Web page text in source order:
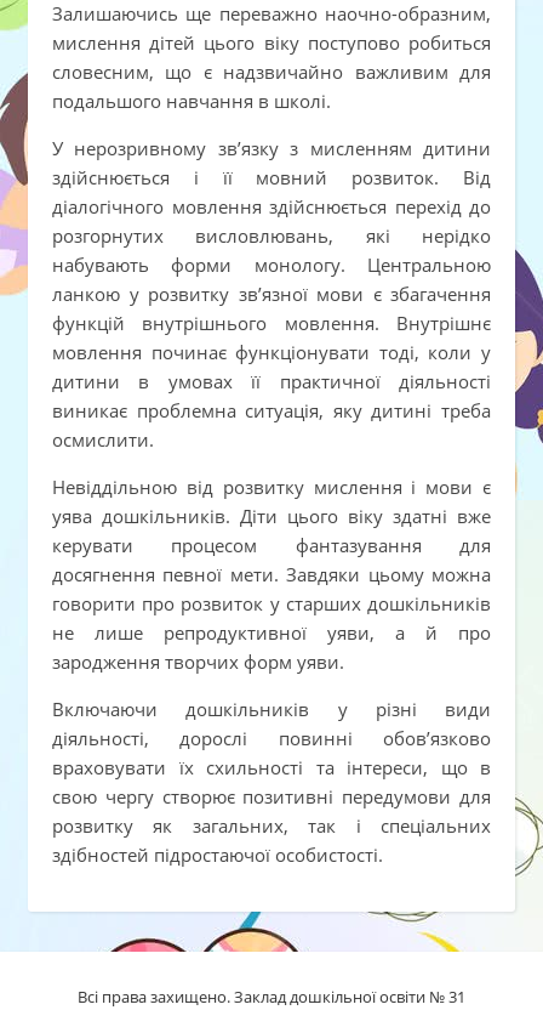
Залишаючись ще переважно наочно-образним,
мислення дітей цього віку поступово робиться
словесним, що є надзвичайно важливим для
подальшого навчання в школі.
У нерозривному зв’язку з мисленням дитини
здійснюється і її мовний розвиток. Від
діалогічного мовлення здійснюється перехід до
розгорнутих висловлювань, які нерідко
набувають форми монологу. Центральною
ланкою у розвитку зв’язної мови є збагачення
функцій внутрішнього мовлення. Внутрішнє
мовлення починає функціонувати тоді, коли у
дитини в умовах її практичної діяльності
виникає проблемна ситуація, яку дитині треба
осмислити.
Невіддільною від розвитку мислення і мови є
уява дошкільників. Діти цього віку здатні вже
керувати процесом фантазування для
досягнення певної мети. Завдяки цьому можна
говорити про розвиток у старших дошкільників
не лише репродуктивної уяви, а й про
зародження творчих форм уяви.
Включаючи дошкільників у різні види
діяльності, дорослі повинні обов’язково
враховувати їх схильності та інтереси, що в
свою чергу створює позитивні передумови для
розвитку як загальних, так і спеціальних
здібностей підростаючої особистості.
Всі права захищено. Заклад дошкільної освіти № 31